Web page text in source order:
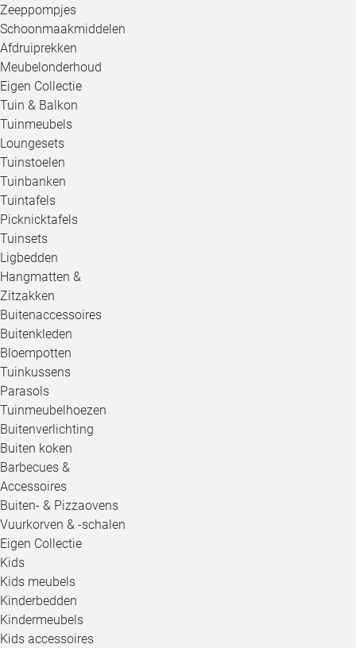
Zeeppompjes
Schoonmaakmiddelen
Afdruiprekken
Meubelonderhoud
Eigen Collectie
Tuin & Balkon
Tuinmeubels
Loungesets
Tuinstoelen
Tuinbanken
Tuintafels
Picknicktafels
Tuinsets
Ligbedden
Hangmatten &
Zitzakken
Buitenaccessoires
Buitenkleden
Bloempotten
Tuinkussens
Parasols
Tuinmeubelhoezen
Buitenverlichting
Buiten koken
Barbecues &
Accessoires
Buiten- & Pizzaovens
Vuurkorven & -schalen
Eigen Collectie
Kids
Kids meubels
Kinderbedden
Kindermeubels
Kids accessoires